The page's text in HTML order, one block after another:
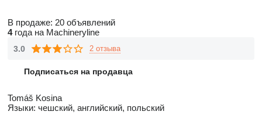
В продаже: 20 объявлений
4года на Machineryline
3.0 2 отзыва
Подписаться на продавца
Tomáš Kosina
Языки: чешский, английский, польский